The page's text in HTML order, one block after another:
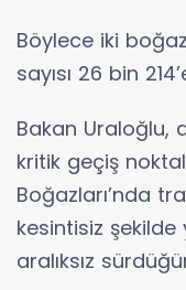
Böylece iki
sayısı 26 bin
Bakan Uraloğlu,
kritik geçiş
Boğazları’nda
kesintisiz şekilde
aralıksız